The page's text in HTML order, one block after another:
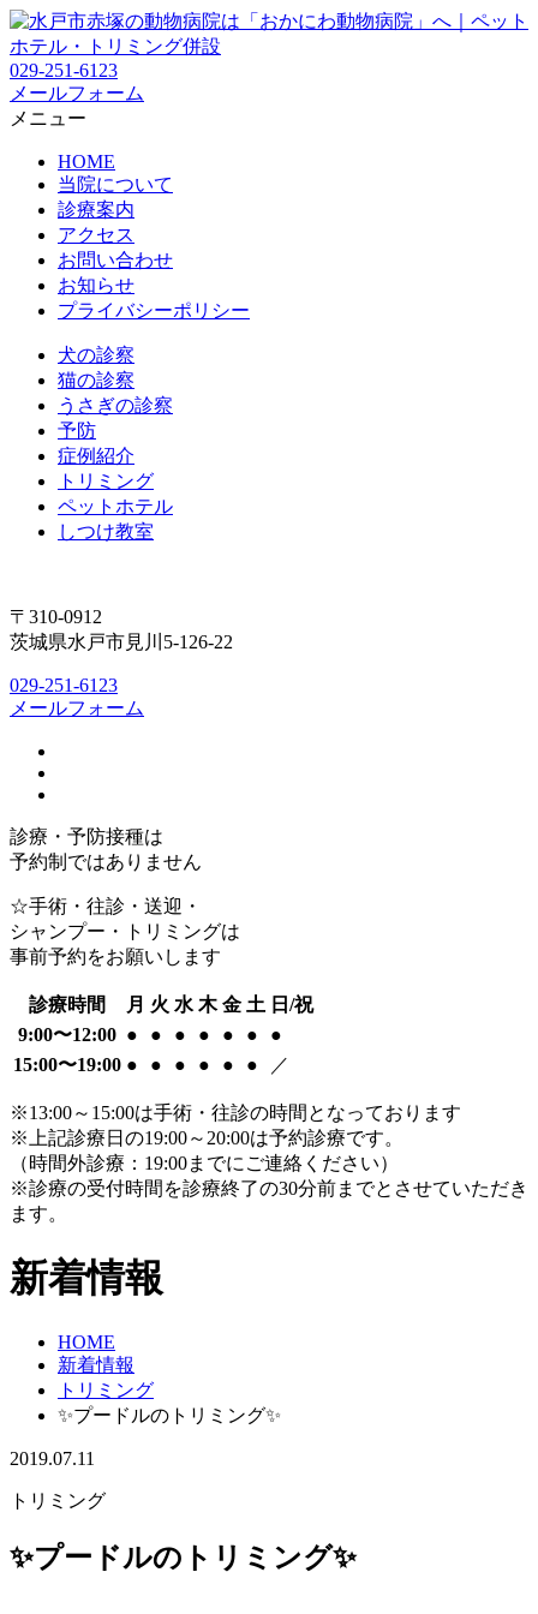
029-251-6123
メールフォーム
メニュー
HOME
当院について
診療案内
アクセス
お問い合わせ
お知らせ
プライバシーポリシー
犬の診察
猫の診察
うさぎの診察
予防
症例紹介
トリミング
ペットホテル
しつけ教室
〒310-0912
茨城県水戸市見川5-126-22
029-251-6123
メールフォーム
診療・予防接種は
予約制ではありません
☆手術・往診・送迎・
シャンプー・トリミングは
事前予約をお願いします
診療時間 月 火 水 木 金 土 日/祝
9:00〜12:00 ● ● ● ● ● ●
●
15:00〜19:00 ● ● ● ● ● ● ／
※13:00～15:00は手術・往診の時間となっております
※上記診療日の19:00～20:00は予約診療です。
（時間外診療：19:00までにご連絡ください）
※診療の受付時間を診療終了の30分前までとさせていただき
ます。
新着情報
HOME
新着情報
トリミング
✨プードルのトリミング✨
2019.07.11
トリミング
✨プードルのトリミング✨